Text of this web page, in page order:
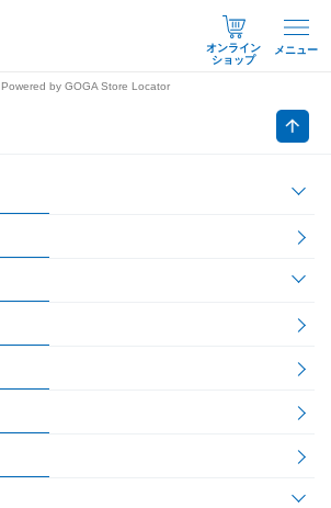
オンライン
ショップ
メニュー
Powered by GOGA Store Locator